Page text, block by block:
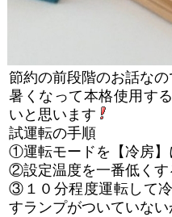
節約の前段階のお話な
暑くなって本格使用す
いと思います
試運転の手順
①運転モードを【冷房】
②設定温度を一番低くす
③１０分程度運転して
すランプがついていない